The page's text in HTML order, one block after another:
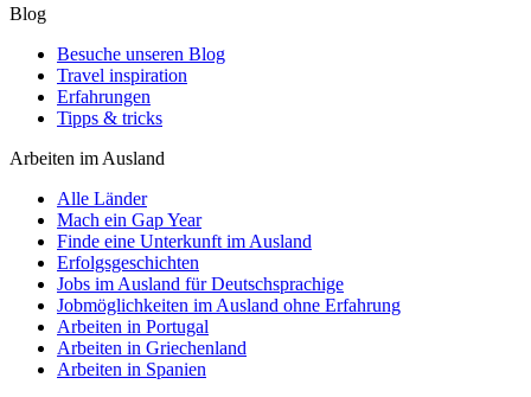
Blog
Besuche unseren Blog
Travel inspiration
Erfahrungen
Tipps & tricks
Arbeiten im Ausland
Alle Länder
Mach ein Gap Year
Finde eine Unterkunft im Ausland
Erfolgsgeschichten
Jobs im Ausland für Deutschsprachige
Jobmöglichkeiten im Ausland ohne Erfahrung
Arbeiten in Portugal
Arbeiten in Griechenland
Arbeiten in Spanien